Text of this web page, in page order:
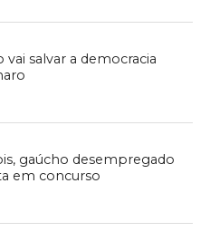
salvar a democracia
gaúcho desempregado
em concurso